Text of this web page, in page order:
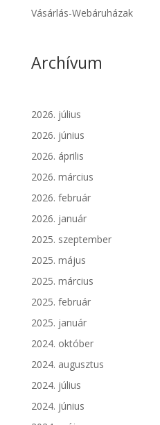
Vásárlás-Webáruházak
Archívum
2026. július
2026. június
2026. április
2026. március
2026. február
2026. január
2025. szeptember
2025. május
2025. március
2025. február
2025. január
2024. október
2024. augusztus
2024. július
2024. június